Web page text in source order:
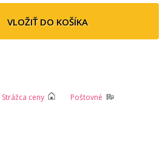
VLOŽIŤ DO KOŠÍKA
Strážca ceny
Poštovné